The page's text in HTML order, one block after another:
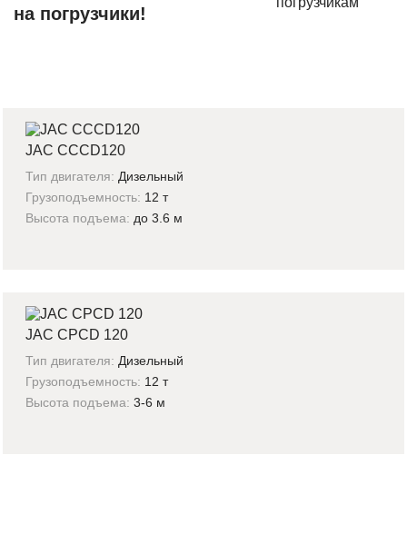
на погрузчики!
JAC CCCD120
Тип двигателя: Дизельный
Грузоподъемность: 12 т
Высота подъема: до 3.6 м
JAC CPCD 120
Тип двигателя: Дизельный
Грузоподъемность: 12 т
Высота подъема: 3-6 м